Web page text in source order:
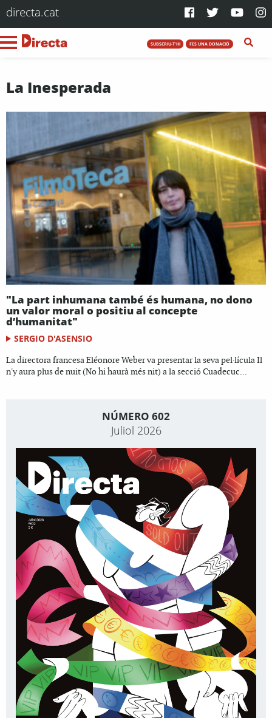
directa.cat
SUBSCRIU-T'HI FES UNA DONACIÓ
La Inesperada
"La part inhumana també és humana, no dono
un valor moral o positiu al concepte
d’humanitat"
SERGIO D'ASENSIO
La directora francesa Eléonore Weber va presentar la seva pel·lícula Il
n'y aura plus de nuit (No hi haurà més nit) a la secció Cuadecuc...
NÚMERO 602
Juliol 2026